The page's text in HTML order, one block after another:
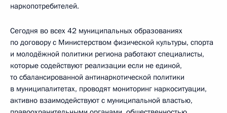
наркопотребителей.
Сегодня во всех 42 муниципальных образованиях
по договору с Министерством физической культуры, спорта
и молодёжной политики региона работают специалисты,
которые содействуют реализации если не единой,
то сбалансированной антинаркотической политики
в муниципалитетах, проводят мониторинг наркоситуации,
активно взаимодействуют с муниципальной властью,